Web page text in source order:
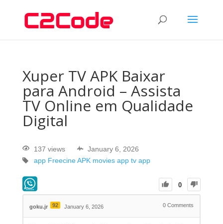
Xuper TV APK Baixar
para Android – Assista
TV Online em Qualidade
Digital
137 views
January 6, 2026
app Freecine APK movies app tv app
0
goku.jr 92 January 6, 2026 0 Comments